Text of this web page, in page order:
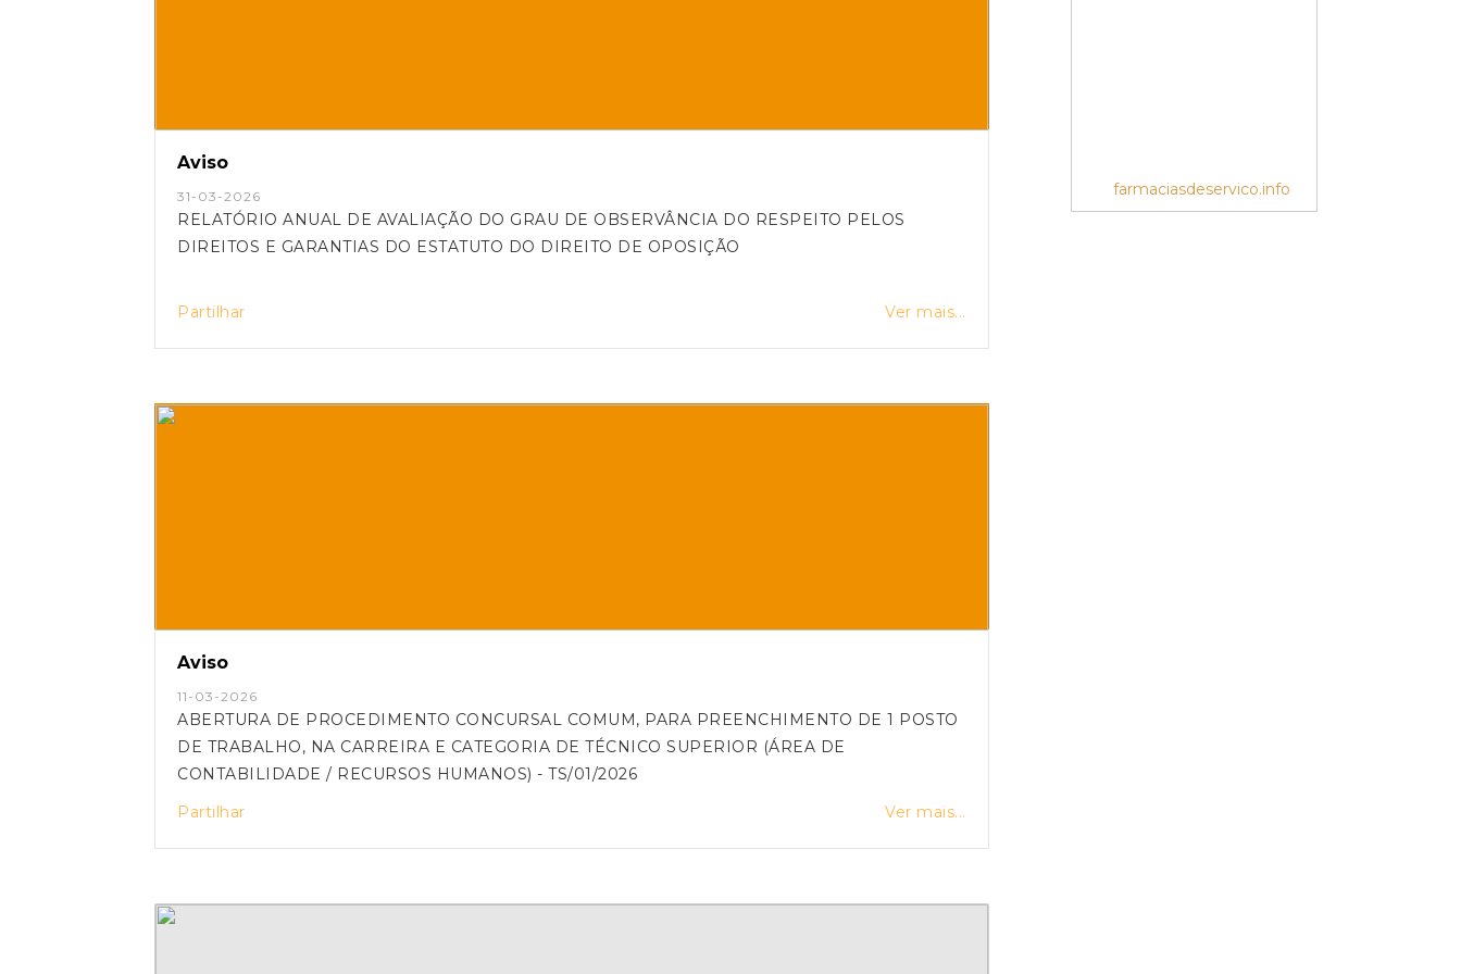
Aviso
31-03-2026
RELATÓRIO ANUAL DE AVALIAÇÃO DO GRAU DE OBSERVÂNCIA DO RESPEITO PELOS
DIREITOS E GARANTIAS DO ESTATUTO DO DIREITO DE OPOSIÇÃO
Partilhar Ver mais...
Aviso
11-03-2026
ABERTURA DE PROCEDIMENTO CONCURSAL COMUM, PARA PREENCHIMENTO DE 1 POSTO
DE TRABALHO, NA CARREIRA E CATEGORIA DE TÉCNICO SUPERIOR (ÁREA DE
CONTABILIDADE / RECURSOS HUMANOS) - TS/01/2026
Partilhar
Ver mais...
farmaciasdeservico.info